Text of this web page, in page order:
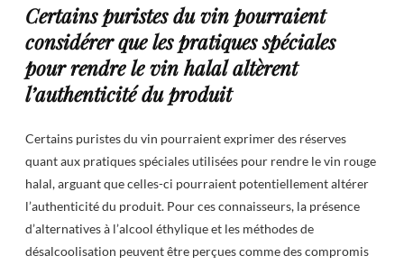
Certains puristes du vin pourraient
considérer que les pratiques spéciales
pour rendre le vin halal altèrent
l’authenticité du produit
Certains puristes du vin pourraient exprimer des réserves
quant aux pratiques spéciales utilisées pour rendre le vin rouge
halal, arguant que celles-ci pourraient potentiellement altérer
l’authenticité du produit. Pour ces connaisseurs, la présence
d’alternatives à l’alcool éthylique et les méthodes de
désalcoolisation peuvent être perçues comme des compromis